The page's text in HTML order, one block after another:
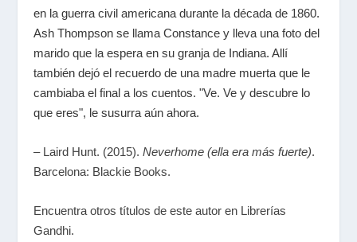
en la guerra civil americana durante la década de 1860.
Ash Thompson se llama Constance y lleva una foto del
marido que la espera en su granja de Indiana. Allí
también dejó el recuerdo de una madre muerta que le
cambiaba el final a los cuentos. "Ve. Ve y descubre lo
que eres", le susurra aún ahora.
– Laird Hunt. (2015).Neverhome (ella era más fuerte).
Barcelona: Blackie Books.
Encuentra otros títulos de este autor en Librerías
Gandhi.